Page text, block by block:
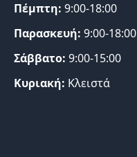
Πέμπτη: 9:00-18:00
Παρασκευή: 9:00-18:00
Σάββατο: 9:00-15:00
Κυριακή: Κλειστά